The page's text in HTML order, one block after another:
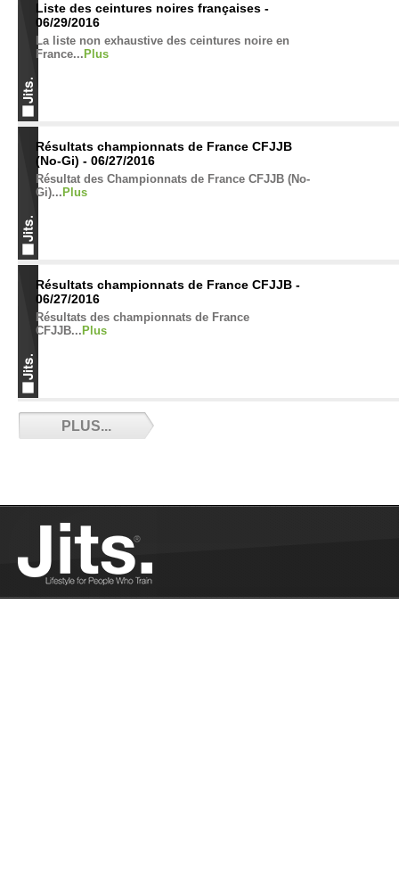
Liste des ceintures noires françaises -
06/29/2016
La liste non exhaustive des ceintures noire en
France... Plus
Résultats championnats de France CFJJB
(No-Gi) - 06/27/2016
Résultat des Championnats de France CFJJB (No-
Gi)... Plus
Résultats championnats de France CFJJB -
06/27/2016
Résultats des championnats de France
CFJJB... Plus
Les clubs ouverts cet été - 06/20/2016
La liste des clubs ouverts en juillet-aout
Truffes au chocolat et à la noix de coco -
06/09/2016
Besoin d’un en-cas sain et facile à préparer après
PLUS...